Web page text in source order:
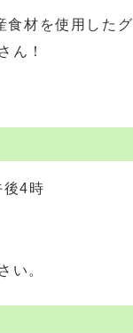
材を使用した
ん！
後4時
い。